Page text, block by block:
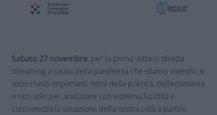
Sabato 27 novembre, per la prima volta in diretta
streaming a causa della pandemia che stiamo vivendo, si
sono riuniti importanti nomi della politica, dell’economia
e non solo per analizzare con estrema lucidità e
concretezza la situazione della nostra città a partire